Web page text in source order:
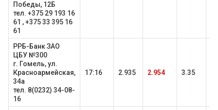
Победы, 12Б
тел. +375 29 193 16
61 , +375 33 395 16
61
РРБ-Банк ЗАО
ЦБУ №300
г. Гомель, ул.
Красноармейская,
34а
тел. 8(0232) 34-08-
16
17:16 2.935 2.954 3.35